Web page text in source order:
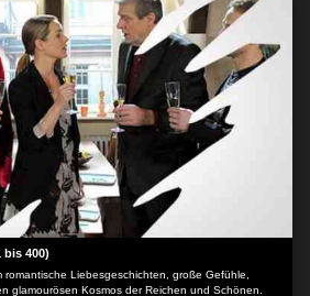
bis 400)
Liebesgeschichten, große Gefühle,
glamourösen Kosmos der Reichen und Schönen.